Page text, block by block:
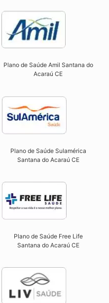
Plano de Saúde Amil Santana do
Acaraú CE
Plano de Saúde Sulamérica
Santana do Acaraú CE
Plano de Saúde Free Life
Santana do Acaraú CE